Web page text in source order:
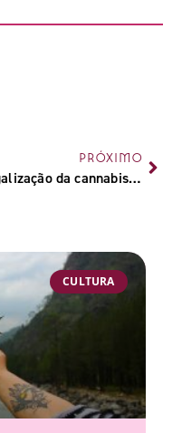
PRÓXIMO
Legalização da cannabis na Jamaica: entenda a regulamentação da planta no país
CULTURA